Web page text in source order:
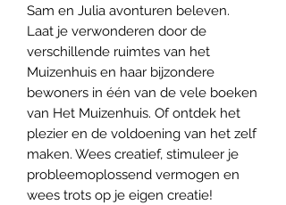
Sam en Julia avonturen beleven.
Laat je verwonderen door de
verschillende ruimtes van het
Muizenhuis en haar bijzondere
bewoners in één van de vele boeken
van Het Muizenhuis. Of ontdek het
plezier en de voldoening van het zelf
maken. Wees creatief, stimuleer je
probleemoplossend vermogen en
wees trots op je eigen creatie!